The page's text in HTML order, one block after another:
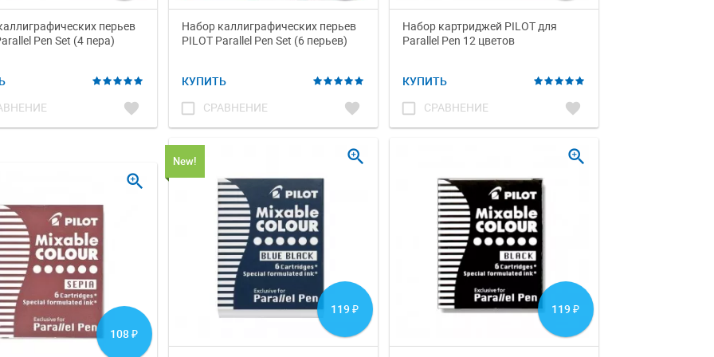
перьев
Pen Set (4 пера)
favorite
Набор каллиграфических перьев
PILOT Parallel Pen Set (6 перьев)
КУПИТЬ
check_box_outline_blank СРАВНЕНИЕ favorite
Набор картриджей PILOT для
Parallel Pen 12 цветов
КУПИТЬ
check_box_outline_blank СРАВНЕНИЕ favorite
108 ₽
zoom_in
New!
119 ₽
zoom_in
119 ₽
zoom_in